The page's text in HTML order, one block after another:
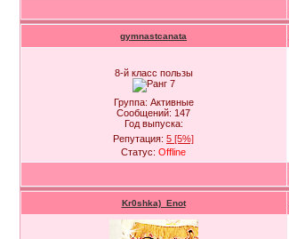
gymnastcanata
8-й класс пользы
Группа: Активные
Сообщений: 147
Год выпуска:
Репутация: 5 [5%]
Статус: Offline
Kr0shka)_Enot